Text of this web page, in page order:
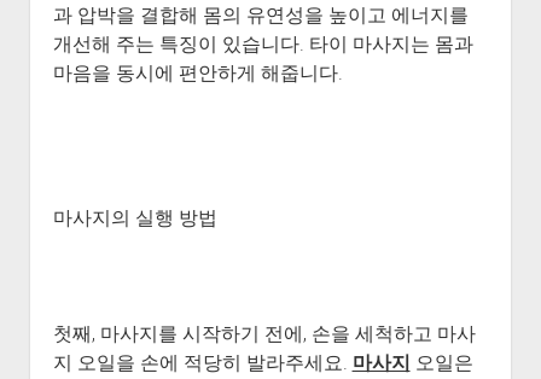
과 압박을 결합해 몸의 유연성을 높이고 에너지를
개선해 주는 특징이 있습니다. 타이 마사지는 몸과
마음을 동시에 편안하게 해줍니다.
마사지의 실행 방법
첫째, 마사지를 시작하기 전에, 손을 세척하고 마사
지 오일을 손에 적당히 발라주세요. 마사지 오일은